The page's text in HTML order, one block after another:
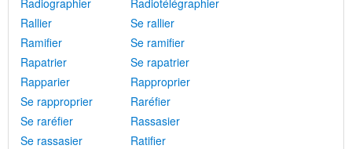
Radiographier
Radiotélégraphier
Rallier
Se rallier
Ramifier
Se ramifier
Rapatrier
Se rapatrier
Rapparier
Rapproprier
Se rapproprier
Raréfier
Se raréfier
Rassasier
Se rassasier
Ratifier